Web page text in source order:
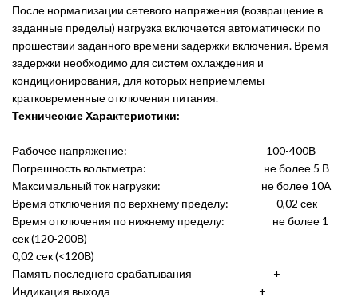
После нормализации сетевого напряжения (возвращение в
заданные пределы) нагрузка включается автоматически по
прошествии заданного времени задержки включения. Время
задержки необходимо для систем охлаждения и
кондиционирования, для которых неприемлемы
кратковременные отключения питания.
Технические Характеристики:
Рабочее напряжение: 100-400В
Погрешность вольтметра: не более 5 В
Максимальный ток нагрузки: не более 10А
Время отключения по верхнему пределу: 0,02 сек
Время отключения по нижнему пределу: не более 1
сек (120-200В)
0,02 сек (<120В)
Память последнего срабатывания +
Индикация выхода +